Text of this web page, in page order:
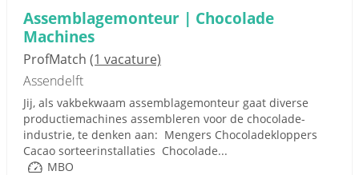
Assemblagemonteur | Chocolade
Machines
ProfMatch (1 vacature)
Assendelft
Jij, als vakbekwaam assemblagemonteur gaat diverse
productiemachines assembleren voor de chocolade-
industrie, te denken aan: Mengers Chocoladekloppers
Cacao sorteerinstallaties Chocolade...
MBO